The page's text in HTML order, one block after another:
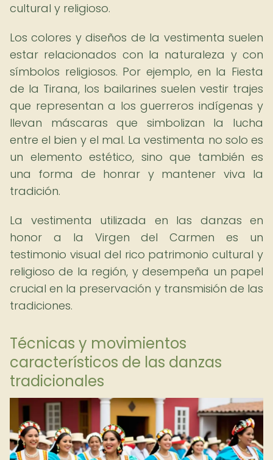
cultural y religioso.
Los colores y diseños de la vestimenta suelen
estar relacionados con la naturaleza y con
símbolos religiosos. Por ejemplo, en la Fiesta
de la Tirana, los bailarines suelen vestir trajes
que representan a los guerreros indígenas y
llevan máscaras que simbolizan la lucha
entre el bien y el mal. La vestimenta no solo es
un elemento estético, sino que también es
una forma de honrar y mantener viva la
tradición.
La vestimenta utilizada en las danzas en
honor a la Virgen del Carmen es un
testimonio visual del rico patrimonio cultural y
religioso de la región, y desempeña un papel
crucial en la preservación y transmisión de las
tradiciones.
Técnicas y movimientos
característicos de las danzas
tradicionales